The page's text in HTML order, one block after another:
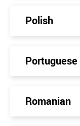
Polish
Portuguese
Romanian